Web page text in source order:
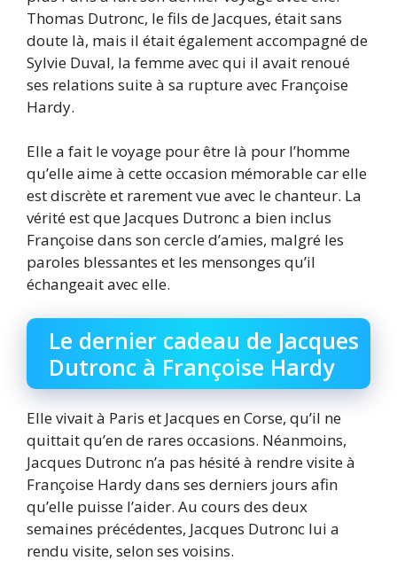
Thomas Dutronc, le fils de Jacques, était sans
doute là, mais il était également accompagné de
Sylvie Duval, la femme avec qui il avait renoué
ses relations suite à sa rupture avec Françoise
Hardy.
Elle a fait le voyage pour être là pour l’homme
qu’elle aime à cette occasion mémorable car elle
est discrète et rarement vue avec le chanteur. La
vérité est que Jacques Dutronc a bien inclus
Françoise dans son cercle d’amies, malgré les
paroles blessantes et les mensonges qu’il
échangeait avec elle.
Le dernier cadeau de Jacques
Dutronc à Françoise Hardy
Elle vivait à Paris et Jacques en Corse, qu’il ne
quittait qu’en de rares occasions. Néanmoins,
Jacques Dutronc n’a pas hésité à rendre visite à
Françoise Hardy dans ses derniers jours afin
qu’elle puisse l’aider. Au cours des deux
semaines précédentes, Jacques Dutronc lui a
rendu visite, selon ses voisins.